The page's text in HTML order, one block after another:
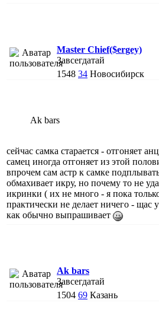
Master Chief($ergey)
Завсегдатай
1548 34 Новосибирск
Ak bars
сейчас самка старается - отгоняет
самец иногда отгоняет из этой
впрочем сам астр к самке
обмахивает икру, но почему то не
икринки ( их не много - я пока
практически не делает ничего - щас
как обычно выпрашивает
Ak bars
Завсегдатай
1504 69 Казань